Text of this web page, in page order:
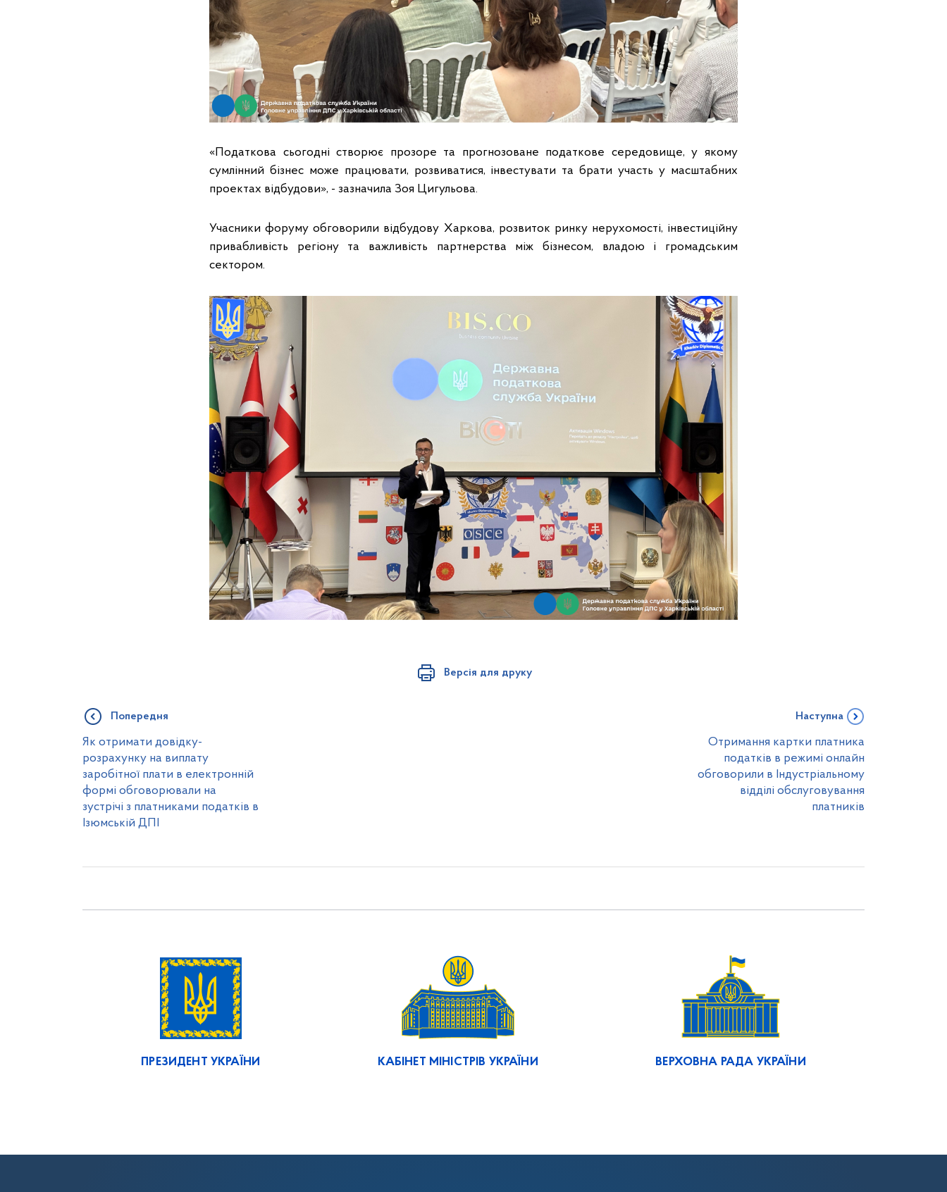
«Податкова сьогодні створює прозоре та прогнозоване податкове середовище, у якому
сумлінний бізнес може працювати, розвиватися, інвестувати та брати участь у масштабних
проектах відбудови», - зазначила Зоя Цигульова.
Учасники форуму обговорили відбудову Харкова, розвиток ринку нерухомості, інвестиційну
привабливість регіону та важливість партнерства між бізнесом, владою і громадським
сектором.
Версія для друку
Попередня
Як отримати довідку-
розрахунку на виплату
заробітної плати в електронній
формі обговорювали на
зустрічі з платниками податків в
Ізюмській ДПІ
Наступна
Отримання картки платника
податків в режимі онлайн
обговорили в Індустріальному
відділі обслуговування
платників
ПРЕЗИДЕНТ УКРАЇНИ КАБІНЕТ МІНІСТРІВ УКРАЇНИ ВЕРХОВНА РАДА УКРАЇНИ